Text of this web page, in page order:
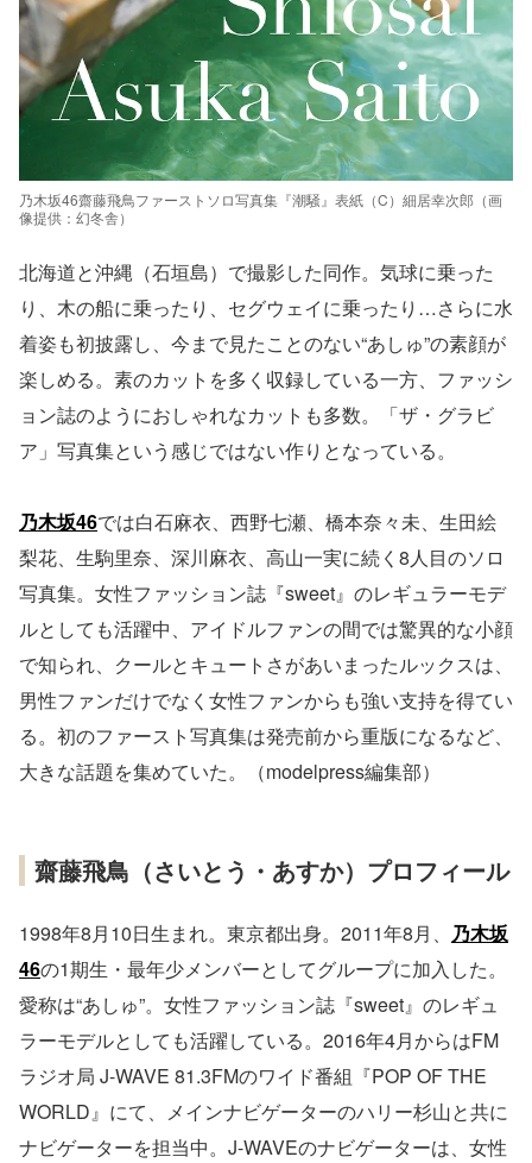
乃木坂46齋藤飛鳥ファーストソロ写真集『潮騒』表紙（C）細居幸次郎（画
像提供：幻冬舎）
北海道と沖縄（石垣島）で撮影した同作。気球に乗った
り、木の船に乗ったり、セグウェイに乗ったり…さらに水
着姿も初披露し、今まで見たことのない“あしゅ”の素顔が
楽しめる。素のカットを多く収録している一方、ファッシ
ョン誌のようにおしゃれなカットも多数。「ザ・グラビ
ア」写真集という感じではない作りとなっている。
乃木坂46では白石麻衣、西野七瀬、橋本奈々未、生田絵
梨花、生駒里奈、深川麻衣、高山一実に続く8人目のソロ
写真集。女性ファッション誌『sweet』のレギュラーモデ
ルとしても活躍中、アイドルファンの間では驚異的な小顔
で知られ、クールとキュートさがあいまったルックスは、
男性ファンだけでなく女性ファンからも強い支持を得てい
る。初のファースト写真集は発売前から重版になるなど、
大きな話題を集めていた。（modelpress編集部）
齋藤飛鳥（さいとう・あすか）プロフィール
1998年8月10日生まれ。東京都出身。2011年8月、 乃木坂
46の1期生・最年少メンバーとしてグループに加入した。
愛称は“あしゅ”。女性ファッション誌『sweet』のレギュ
ラーモデルとしても活躍している。2016年4月からはFM
ラジオ局 J-WAVE 81.3FMのワイド番組『POP OF THE
WORLD』にて、メインナビゲーターのハリー杉山と共に
ナビゲーターを担当中。J-WAVEのナビゲーターは、女性